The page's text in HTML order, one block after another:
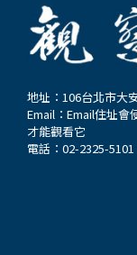
地址：106台北市大
Email： Email住址會
才能觀看它
電話：02-2325-